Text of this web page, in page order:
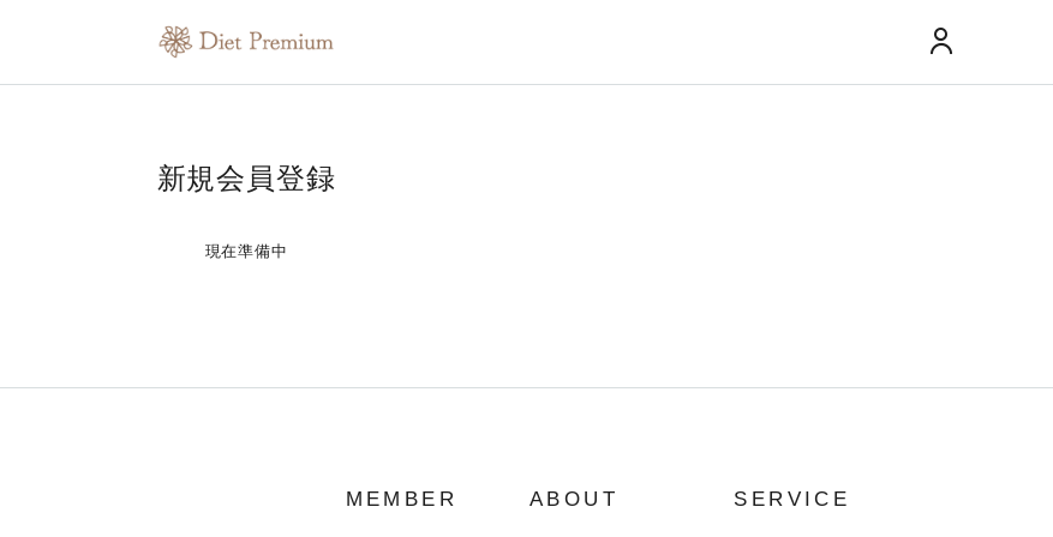
新規会員登録
現在準備中
MEMBER ABOUT SERVICE